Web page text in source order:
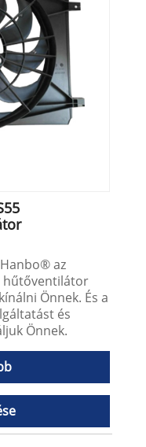
az
hűtőventilátor
Önnek. És a
és
Önnek.